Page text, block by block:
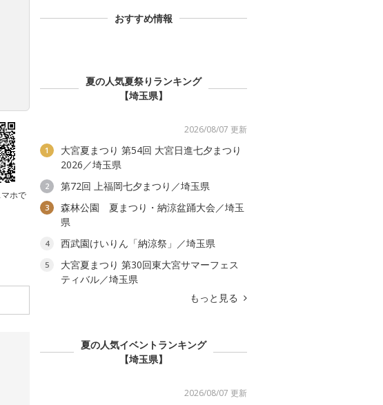
ホで
おすすめ情報
夏の人気夏祭りランキング
【埼玉県】
2026/08/07 更新
1
大宮夏まつり 第54回 大宮日進七夕まつり
2026／埼玉県
2 第72回 上福岡七夕まつり／埼玉県
3
森林公園 夏まつり・納涼盆踊大会／埼玉
県
4 西武園けいりん「納涼祭」／埼玉県
5
大宮夏まつり 第30回東大宮サマーフェス
ティバル／埼玉県
もっと見る
夏の人気イベントランキング
【埼玉県】
2026/08/07 更新